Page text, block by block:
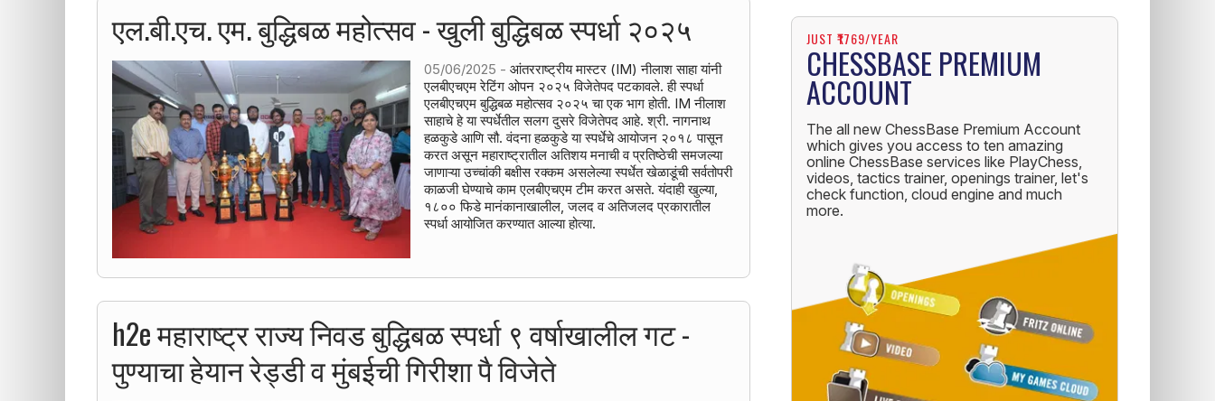
एल.बी.एच. एम. बुद्धिबळ महोत्सव - खुली बुद्धिबळ स्पर्धा २०२५
05/06/2025 - आंतरराष्ट्रीय मास्टर (IM) नीलाश साहा यांनी
एलबीएचएम रेटिंग ओपन २०२५ विजेतेपद पटकावले. ही स्पर्धा
एलबीएचएम बुद्धिबळ महोत्सव २०२५ चा एक भाग होती. IM नीलाश
साहाचे हे या स्पर्धेतील सलग दुसरे विजेतेपद आहे. श्री. नागनाथ
हळकुडे आणि सौ. वंदना हळकुडे या स्पर्धेचे आयोजन २०१८ पासून
करत असून महाराष्ट्रातील अतिशय मनाची व प्रतिष्ठेची समजल्या
जाणाऱ्या उच्चांकी बक्षीस रक्कम असलेल्या स्पर्धेत खेळाडूंची सर्वतोपरी
काळजी घेण्याचे काम एलबीएचएम टीम करत असते. यंदाही खुल्या,
१८०० फिडे मानंकानाखालील, जलद व अतिजलद प्रकारातील
स्पर्धा आयोजित करण्यात आल्या होत्या.
h2e महाराष्ट्र राज्य निवड बुद्धिबळ स्पर्धा ९ वर्षाखालील गट -
पुण्याचा हेयान रेड्डी व मुंबईची गिरीशा पै विजेते
JUST ₹1769/YEAR
CHESSBASE PREMIUM
ACCOUNT
The all new ChessBase Premium Account
which gives you access to ten amazing
online ChessBase services like PlayChess,
videos, tactics trainer, openings trainer, let's
check function, cloud engine and much
more.